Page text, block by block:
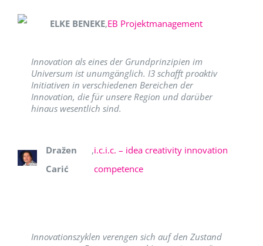
ELKE BENEKE,EB Projektmanagement
Innovation als eines der Grundprinzipien im
Universum ist unumgänglich. I3 schafft proaktiv
Initiativen in verschiedenen Bereichen der
Innovation, die für unsere Region und darüber
hinaus wesentlich sind.
Dražen
Carić
,i.c.i.c. – idea creativity innovation
competence
Innovationszyklen verengen sich auf den Zustand